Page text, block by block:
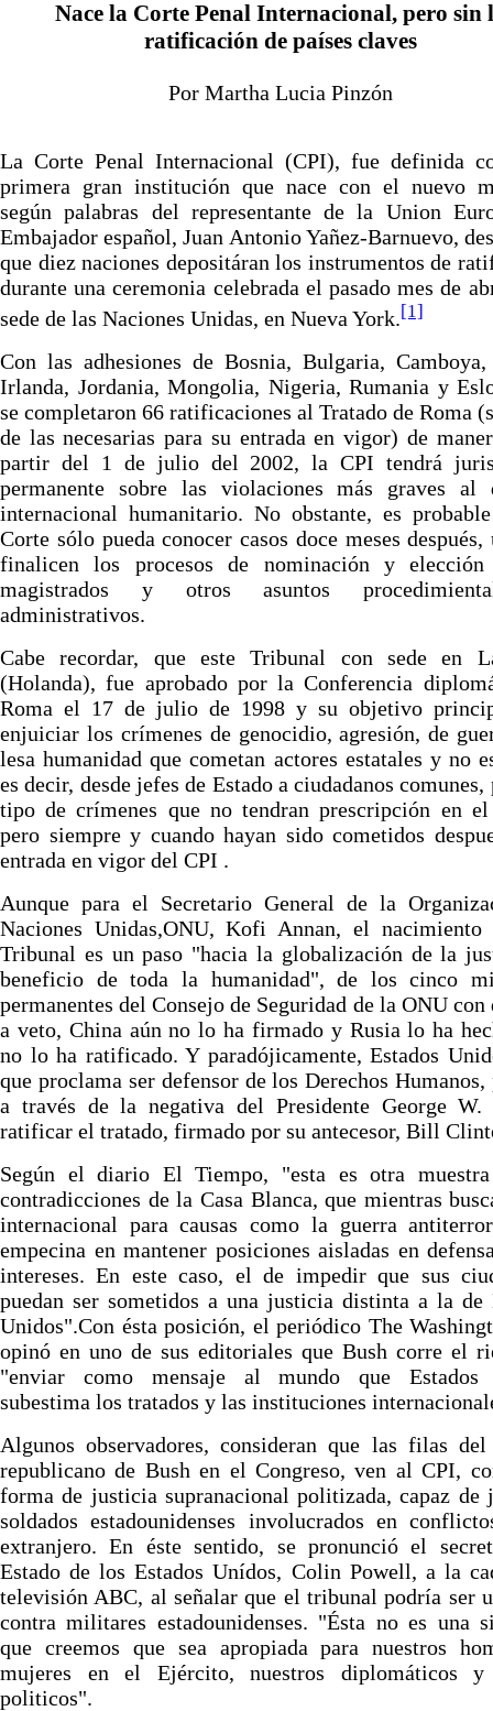
Nace la Corte Penal Internacional, pero sin
ratificación de países claves
Por Martha Lucia Pinzón
La Corte Penal Internacional (CPI), fue definida
primera gran institución que nace con el nuevo
según palabras del representante de la Union
Embajador español, Juan Antonio Yañez-Barnuevo,
que diez naciones depositáran los instrumentos de
durante una ceremonia celebrada el pasado mes de
sede de las Naciones Unidas, en Nueva York.[1]
Con las adhesiones de Bosnia, Bulgaria, Camboya,
Irlanda, Jordania, Mongolia, Nigeria, Rumania y
se completaron 66 ratificaciones al Tratado de Roma
de las necesarias para su entrada en vigor) de
partir del 1 de julio del 2002, la CPI tendrá
permanente sobre las violaciones más graves al
internacional humanitario. No obstante, es
Corte sólo pueda conocer casos doce meses después,
finalicen los procesos de nominación y
magistrados y otros asuntos
administrativos.
Cabe recordar, que este Tribunal con sede en
(Holanda), fue aprobado por la Conferencia
Roma el 17 de julio de 1998 y su objetivo
enjuiciar los crímenes de genocidio, agresión, de
lesa humanidad que cometan actores estatales y no
es decir, desde jefes de Estado a ciudadanos comunes,
tipo de crímenes que no tendran prescripción en
pero siempre y cuando hayan sido cometidos
entrada en vigor del CPI .
Aunque para el Secretario General de la
Naciones Unidas,ONU, Kofi Annan, el nacimiento
Tribunal es un paso "hacia la globalización de la
beneficio de toda la humanidad", de los cinco
permanentes del Consejo de Seguridad de la ONU con
a veto, China aún no lo ha firmado y Rusia lo ha
no lo ha ratificado. Y paradójicamente, Estados
que proclama ser defensor de los Derechos Humanos,
a través de la negativa del Presidente George W.
ratificar el tratado, firmado por su antecesor, Bill
Según el diario El Tiempo, "esta es otra
contradicciones de la Casa Blanca, que mientras
internacional para causas como la guerra
empecina en mantener posiciones aisladas en
intereses. En este caso, el de impedir que sus
puedan ser sometidos a una justicia distinta a la de
Unidos".Con ésta posición, el periódico The
opinó en uno de sus editoriales que Bush corre el
"enviar como mensaje al mundo que Estados
subestima los tratados y las instituciones
Algunos observadores, consideran que las filas
republicano de Bush en el Congreso, ven al CPI,
forma de justicia supranacional politizada, capaz de
soldados estadounidenses involucrados en
extranjero. En éste sentido, se pronunció el
Estado de los Estados Unídos, Colin Powell, a la
televisión ABC, al señalar que el tribunal podría ser
contra militares estadounidenses. "Ésta no es una
que creemos que sea apropiada para nuestros
mujeres en el Ejército, nuestros diplomáticos y
politicos".